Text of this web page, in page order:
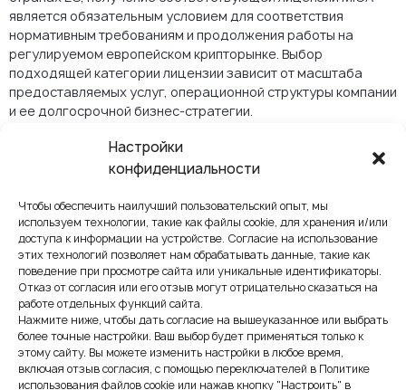
Настройки
конфиденциальности
Чтобы обеспечить наилучший пользовательский опыт, мы
используем технологии, такие как файлы cookie, для хранения и/или
доступа к информации на устройстве. Согласие на использование
этих технологий позволяет нам обрабатывать данные, такие как
поведение при просмотре сайта или уникальные идентификаторы.
Отказ от согласия или его отзыв могут отрицательно сказаться на
работе отдельных функций сайта.
Нажмите ниже, чтобы дать согласие на вышеуказанное или выбрать
более точные настройки. Ваш выбор будет применяться только к
этому сайту. Вы можете изменить настройки в любое время,
включая отзыв согласия, с помощью переключателей в Политике
использования файлов cookie или нажав кнопку "Настроить" в
является обязательным условием для соответствия
нормативным требованиям и продолжения работы на
регулируемом европейском крипторынке. Выбор
подходящей категории лицензии зависит от масштаба
предоставляемых услуг, операционной структуры компании
и ее долгосрочной бизнес-стратегии.
Требования к капиталу
для лицензирования по
MiCA
Одним из ключевых обязательств в рамках регулирования
MiCA является поддержание минимального капитального
резерва, обеспечивающего финансовую стабильность и
управление рисками для криптовалютных компаний. Размер
требуемого капитала напрямую зависит от типа лицензии
MiCA, на которую подает заявку компания, и отражает
уровень риска и ответственности, связанный с ее
деятельностью. Компании, работающие в рамках MiCA,